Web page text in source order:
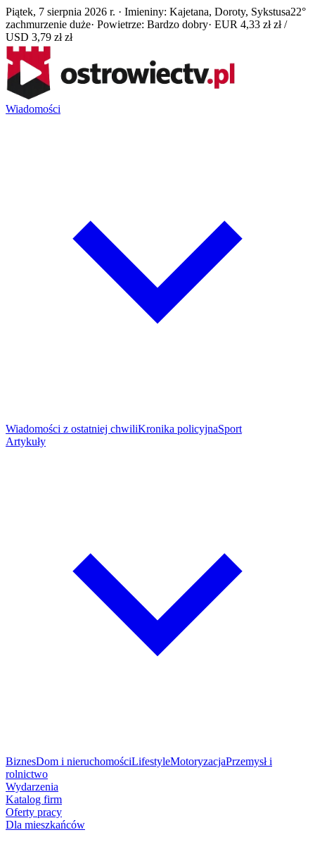
Piątek, 7 sierpnia 2026 r. · Imieniny: Kajetana, Doroty, Sykstusa22°
zachmurzenie duże· Powietrze: Bardzo dobry· EUR 4,33 zł zł /
USD 3,79 zł zł
Wiadomości
Wiadomości z ostatniej chwiliKronika policyjnaSport
Artykuły
BiznesDom i nieruchomościLifestyleMotoryzacjaPrzemysł i
rolnictwo
Wydarzenia
Katalog firm
Oferty pracy
Dla mieszkańców